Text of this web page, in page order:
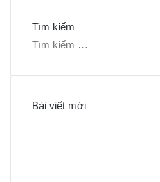
Tìm kiếm
T
Bài viết mới